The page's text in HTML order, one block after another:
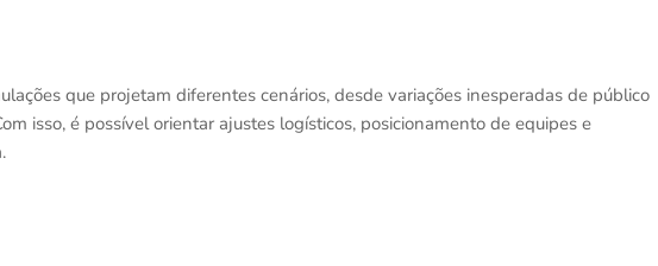
que projetam diferentes cenários, desde variações inesperadas de público
isso, é possível orientar ajustes logísticos, posicionamento de equipes e